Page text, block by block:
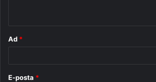
Ad *
E-posta *